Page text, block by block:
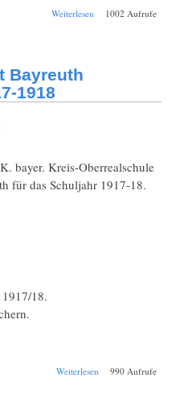
Weiterlesen über Schul-
1002 Aufrufe
Bayreuth
1918
bayer. Kreis-Oberrealschule
für das Schuljahr 1917-18.
18.
Weiterlesen über Schul-
990 Aufrufe